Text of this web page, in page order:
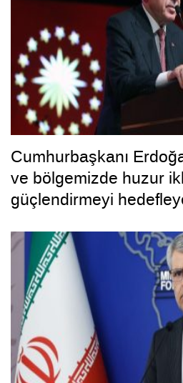
Cumhurbaşkanı
ve bölgemizde huzur
güçlendirmeyi